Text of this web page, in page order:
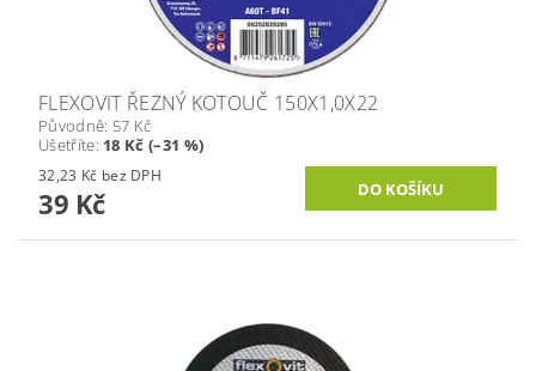
FLEXOVIT ŘEZNÝ KOTOUČ 150X1,0X22
Původně: 57 Kč
Ušetříte: 18 Kč (–31 %)
32,23 Kč bez DPH
39 Kč